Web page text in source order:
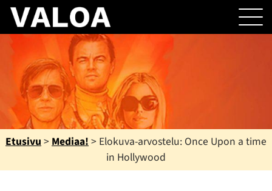
Etusivu > Mediaa! > Elokuva-arvostelu: Once Upon a time
in Hollywood